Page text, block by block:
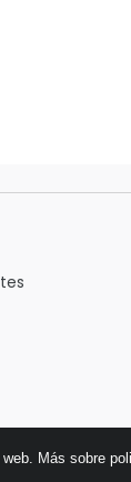
Más sobre